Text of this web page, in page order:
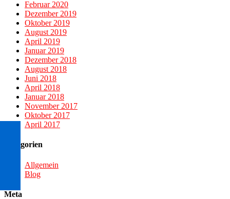
Februar 2020
Dezember 2019
Oktober 2019
August 2019
April 2019
Januar 2019
Dezember 2018
August 2018
Juni 2018
April 2018
Januar 2018
November 2017
Oktober 2017
April 2017
Kategorien
Allgemein
Blog
Meta